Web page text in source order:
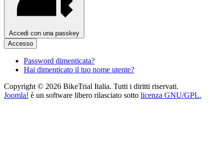
Accedi con una passkey
Accesso
Password dimenticata?
Hai dimenticato il tuo nome utente?
Copyright © 2026 BikeTrial Italia. Tutti i diritti riservati.
Joomla! è un software libero rilasciato sotto licenza GNU/GPL.